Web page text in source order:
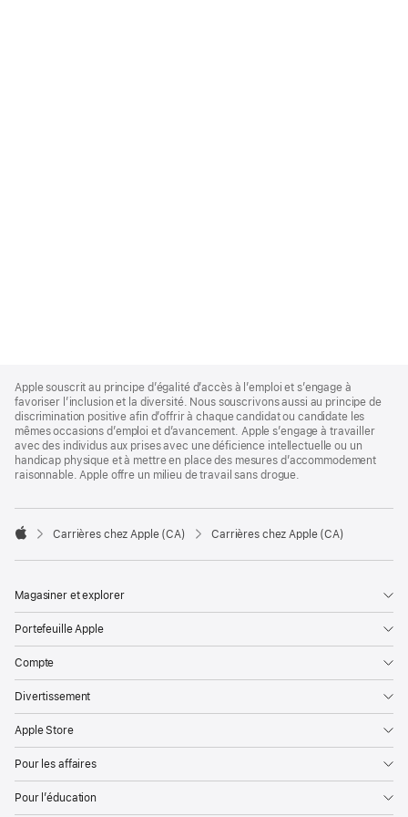
Footer
Apple souscrit au principe d’égalité d’accès à l’emploi et s’engage à
favoriser l’inclusion et la diversité. Nous souscrivons aussi au principe de
discrimination positive afin d’offrir à chaque candidat ou candidate les
mêmes occasions d’emploi et d’avancement. Apple s’engage à travailler
avec des individus aux prises avec une déficience intellectuelle ou un
handicap physique et à mettre en place des mesures d’accommodement
raisonnable. Apple offre un milieu de travail sans drogue.

Carrières chez Apple (CA) Carrières chez Apple (CA)
Magasiner et explorer
Portefeuille Apple
Compte
Divertissement
Apple Store
Pour les affaires
Pour l’éducation